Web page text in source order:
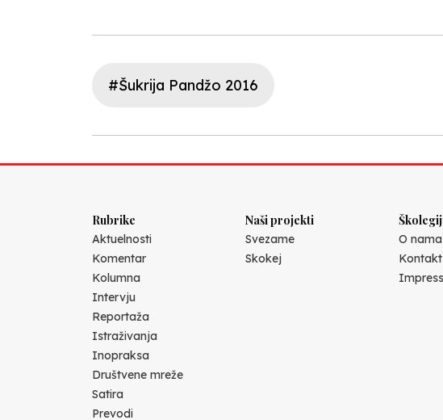
#Šukrija Pandžo 2016
Rubrike
Aktuelnosti
Komentar
Kolumna
Intervju
Reportaža
Istraživanja
Inopraksa
Društvene mreže
Satira
Prevodi
Naši projekti
Svezame
Skokej
O nama
Kontakt